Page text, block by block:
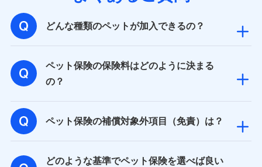
の取り扱いの全部または一部を委託する場合がありま
す。
当社は株式会社NTTドコモとの間で、以下のとおり個
人データを共同利用します。
【共同して利用される利用データの項目】
当社又は株式会社NTTドコモがサービス提供等を通じて
基本情報
どんな種類のペットが加入できるの？
ペット保険の保険料はどのように決まる
の？
ペット保険の補償対象外項目（免責）は？
どのような基準でペット保険を選べば良い